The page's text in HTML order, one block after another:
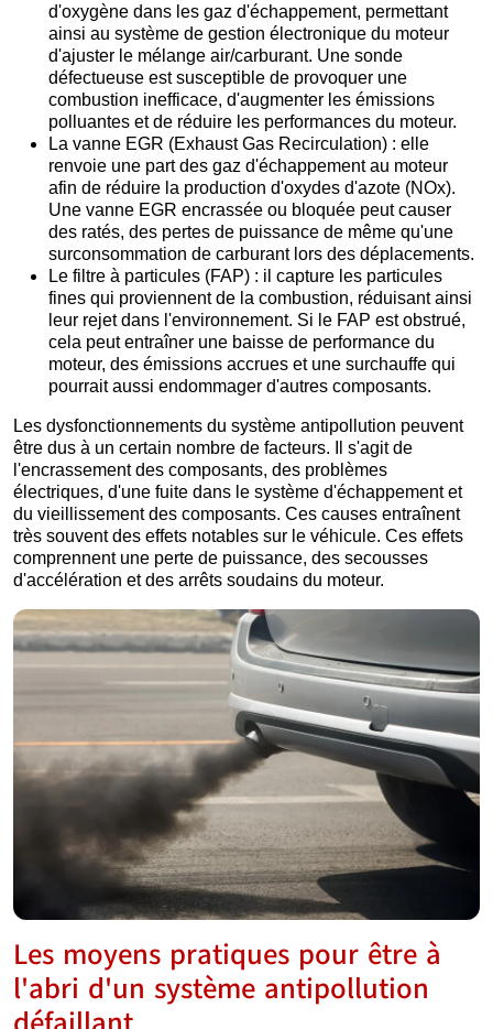
d'oxygène dans les gaz d'échappement, permettant
ainsi au système de gestion électronique du moteur
d'ajuster le mélange air/carburant. Une sonde
défectueuse est susceptible de provoquer une
combustion inefficace, d'augmenter les émissions
polluantes et de réduire les performances du moteur.
La vanne EGR (Exhaust Gas Recirculation) : elle
renvoie une part des gaz d'échappement au moteur
afin de réduire la production d'oxydes d'azote (NOx).
Une vanne EGR encrassée ou bloquée peut causer
des ratés, des pertes de puissance de même qu'une
surconsommation de carburant lors des déplacements.
Le filtre à particules (FAP) : il capture les particules
fines qui proviennent de la combustion, réduisant ainsi
leur rejet dans l'environnement. Si le FAP est obstrué,
cela peut entraîner une baisse de performance du
moteur, des émissions accrues et une surchauffe qui
pourrait aussi endommager d'autres composants.
Les dysfonctionnements du système antipollution peuvent
être dus à un certain nombre de facteurs. Il s'agit de
l'encrassement des composants, des problèmes
électriques, d'une fuite dans le système d'échappement et
du vieillissement des composants. Ces causes entraînent
très souvent des effets notables sur le véhicule. Ces effets
comprennent une perte de puissance, des secousses
d'accélération et des arrêts soudains du moteur.
Les moyens pratiques pour être à
l'abri d'un système antipollution